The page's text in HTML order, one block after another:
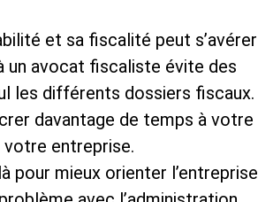
et sa fiscalité peut s’avérer
un avocat fiscaliste évite des
les différents dossiers fiscaux.
davantage de temps à votre
entreprise.
pour mieux orienter l’entreprise